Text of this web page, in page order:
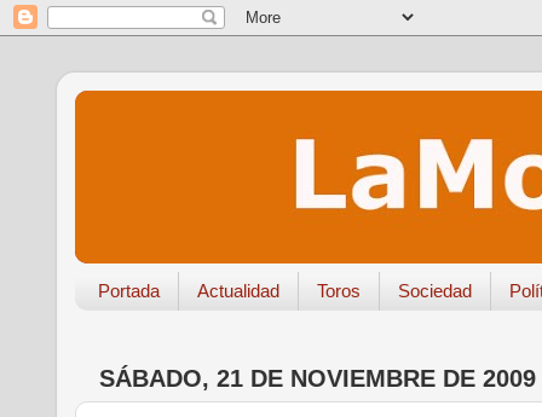
Portada Actualidad Toros Sociedad
SÁBADO, 21 DE NOVIEMBRE DE 2009